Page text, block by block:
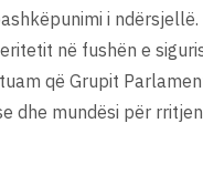
i
në fushën e
që Grupit
dhe mundësi për